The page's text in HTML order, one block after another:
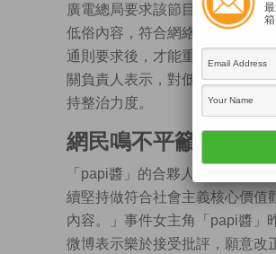
廣電總局要求該節目下線整改，
低俗內容，符合網絡視聽行業的
通則要求後，才能重新上線。廣
關負責人表示，對低俗網絡節目
持整治力度。
網民鳴不平籲「挺住
「papi醬」的合夥人楊銘回應稱
續堅持做符合社會主義核心價值
內容。」事件女主角「papi醬」
微博表示樂於接受批評，願意改
箱